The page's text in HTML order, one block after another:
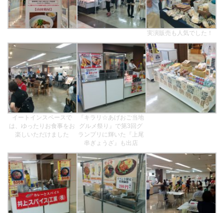
実演販売も人気でした！
イートインスペースで
は、ゆったりお食事をお
楽しいただけました
『キラリ☆あげおご当地
グルメ祭り』で第3回グ
ランプリに輝いた『上尾
串ぎょうざ』も出店